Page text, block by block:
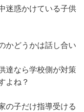
迷惑かけている子供
かどうかは話し合い
達なら学校側が対策
よね？
の子だけ指導受ける